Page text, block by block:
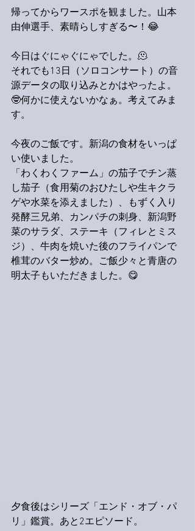
帰ってからワースポを観ました。山本
由伸選手、素晴らしすぎる〜！😂
今日はぐにゃぐにゃでした。🫠
それでも13日（ソロコンサート）の音
源データの取り込みとかはやったよ。
🤓何かに使えないかなぁ。考えてみま
す。
今夜のご飯です。新潟の食材をいっぱ
い使いました。
「わくわくファーム」の茄子でチン蒸
し茄子（食用菊のおひたしや生キクラ
ゲや水菜を添えました）、もずく入り
発酵三兄弟、カンパチの刺身、新潟野
菜のサラダ、ステーキ（フィレとミス
ジ）、牛肉を焼いた後のフライパンで
椎茸のバター炒め。ご飯少々と青唐の
明太子もいただきました。😋
夕食後はシリーズ「エンド・オブ・パ
リ」鑑賞。あと2エピソード。